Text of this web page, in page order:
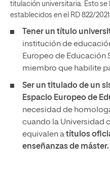
titulación universitaria. Esto
establecidos en el RD 822/
Tener un título
institución de
Europeo de Educación
miembro que habilite
Ser un titulado de un
Espacio Europeo de
necesidad de
cuando la Universidad
equivalen atítulos
enseñanzas de máster.